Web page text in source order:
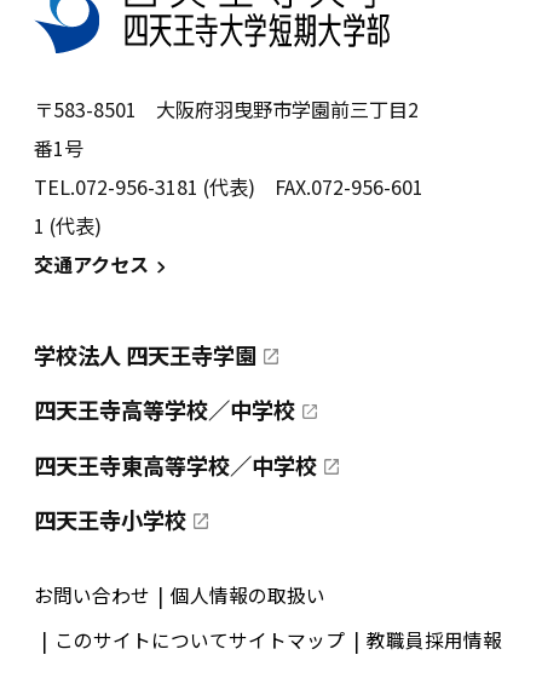
〒583-8501 大阪府羽曳野市学園前三丁目2
番1号
TEL.072-956-3181 (代表) FAX.072-956-601
1 (代表)
交通アクセス
学校法人 四天王寺学園
四天王寺高等学校／中学校
四天王寺東高等学校／中学校
四天王寺小学校
お問い合わせ
個人情報の取扱い
このサイトについてサイトマップ 教職員採用情報